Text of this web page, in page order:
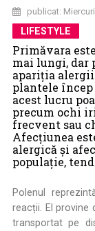
publicat:
LIFESTYLE
Primăvara
mai lungi, dar
apariția
plantele încep
acest lucru
precum ochi
frecvent sau
Afecțiunea
alergică și
populație,
Polenul
reacții. El provine
transportat pe